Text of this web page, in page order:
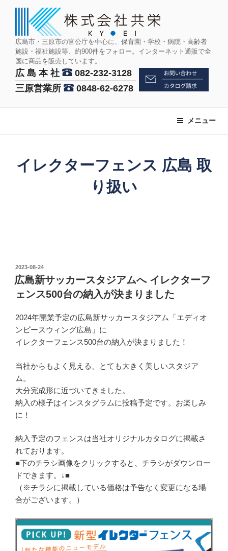
広島市・三原市の官公庁を中心に、保育園・学校・病院・高齢者
施設・福祉施設等、約900件をフォロー。インターネット通販で全
国に商品を販売しています。
広 島 本 社
082-232-3128
三原営業所
0848-62-6278
メニュー
イレクターフェンス 広島 取
り扱い
投
稿
日:
2023-08-24
広島新サッカースタジアムへ イレクターフ
ェンス500台の納入が決まりました
2024年開業予定の広島新サッカースタジアム「エディオ
ンピースウィング広島」に
イレクターフェンス500台の納入が決まりました！
当社からもよく見える、とても大きく美しいスタジア
ム。
大分完成形に近づいてきました。
納入の様子はインスタグラムに投稿予定です。お楽しみ
に！
納入予定のフェンスは当社オリジナルカタログに掲載さ
れております。
■下のチラシ画像をクリックすると、チラシがダウンロー
ドできます。↓■
（※チラシに掲載している価格は予告なく変更になる場
合がございます。）